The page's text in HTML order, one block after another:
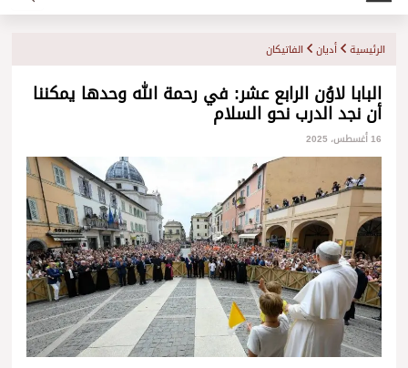
الرئيسية أديان الفاتيكان
البابا لاوُن الرابع عشر: في رحمة الله وحدها يمكننا
أن نجد الدرب نحو السلام
16 أغسطس، 2025